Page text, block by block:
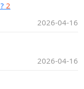
2
2026-04-16
2026-04-16